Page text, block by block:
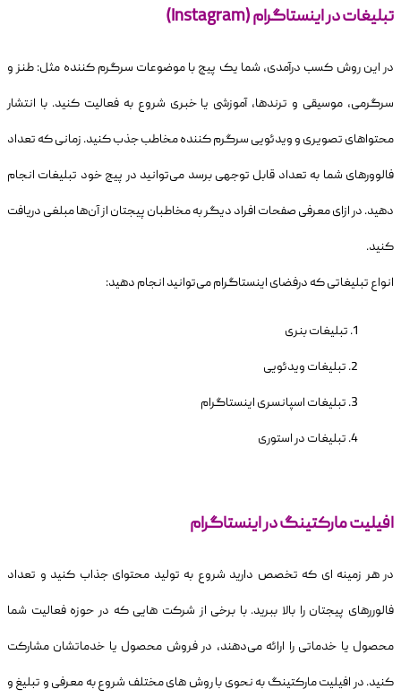
تبلیغات در اینستاگرام (Instagram)
در این روش کسب درآمدی، شما یک پیج با موضوعات سرگرم کننده مثل: طنز و
سرگرمی، موسیقی و ترندها، آموزشی یا خبری شروع به فعالیت کنید. با انتشار
محتواهای تصویری و ویدئویی سرگرم کننده مخاطب جذب کنید. زمانی که تعداد
فالوورهای شما به تعداد قابل توجهی برسد می‌توانید در پیج خود تبلیغات انجام
دهید. در ازای معرفی صفحات افراد دیگر به مخاطبان پیجتان از آ‌ن‌ها مبلغی دریافت
کنید.
انواع تبلیغاتی که درفضای اینستاگرام می‌توانید انجام دهید:
تبلیغات بنری
تبلیغات ویدئویی
تبلیغات اسپانسری اینستاگرام
تبلیغات در استوری
افیلیت مارکتینگ در اینستاگرام
در هر زمینه ای که تخصص دارید شروع به تولید محتوای جذاب کنید و تعداد
فالوررهای پیجتان را بالا ببرید. با برخی از شرکت هایی که در حوزه فعالیت شما
محصول یا خدماتی را ارائه می‌دهند، در فروش محصول یا خدماتشان مشارکت
کنید. در افیلیت مارکتینگ به نحوی با روش های مختلف شروع به معرفی و تبلیغ و